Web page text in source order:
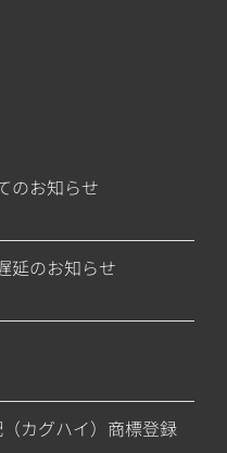
のお知らせ
延のお知らせ
（カグハイ）商標登録